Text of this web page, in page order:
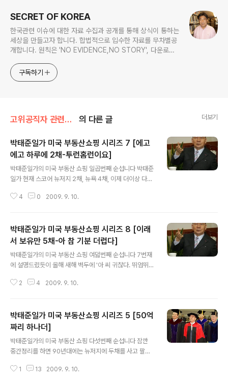
SECRET OF KOREA
한국관련 이슈에 대한 자료 수집과 공개를 통해 상식이 통하는
세상을 만들고자 합니다. 합법적으로 입수한 자료를 무차별공
개합니다. 원칙은 'NO EVIDENCE,NO STORY', 다운로드
jesim56@gmail.com, 안보일때는 구글리더나 RSS로!!
구독하기
고위공직자 관련서류/박태준 전 포철회장 의 다른 글 더보기
박태준일가 미국 부동산쇼핑 시리즈 7 [에고
에고 하루에 2채-투런홈런이요]
박태준일가의 미국 부동산 쇼핑 일곱번째 순섭니다 박태준
일가 현재 스코어 뉴저지 2채, 뉴욕 4채, 이제 더이상 다른
이분들 특성이 한번 작다 싶으면 꼭 일을 냅니다 뭔가를 보
러차례 나누어 사는 것도 귀챦아 졌나 봅니다 올해 새해벽
두 그러니까 2009년하고 시무식 시작하자 마자 1월 5일
1타 2피, 2채를 동시에 구입, 투런홈런을 날립니다 자 7번
재 부동산은 2250 브로드웨이 역시 뉴욕 맨해튼 이고요 1
호화세 맨션택스 구입가 1% 더 냈습니다 NYC YOOAHP
4 0 2009. 9. 10.
박태준일가 미국 부동산쇼핑 시리즈 8 [이래
서 보유만 5채-아 참 기분 더럽다]
박태준일가의 미국 부동산 쇼핑 여덟번째 순섭니다 7번재
에 설명드렸듯이 올해 새해 벽두에 '아 씨 귀챦다. 뛰엄뛰엄
시에 그냥 두채를 사버립니다 뒤도 안돌아보고 역시 뉴욕
는 집 8채 사서 3채 팔고 아직도 5채나 남았다 이런 사연
입니다 여러분 혹시 공통점 하나 못 느끼셨나요 김병국 전
청와대 수석이 한 콘도내에 4채를 구입해서 보스턴 인촌타
운을 만들었듯 박씨 아저씨 일가도 같은 콘도를 집중 구입
달러짜리와 5번째 4백20만달러짜리 그리고 8번재 58만
2 4 2009. 9. 10.
박태준일가 미국 부동산쇼핑 시리즈 5 [50억
짜리 하나더]
박태준일가의 미국 부동산 쇼핑 다섯번째 순섭니다 잠깐
중간정리를 하면 90년대에는 뉴저지에 두채를 사고 팔고
게 됩니다 이미 맨해튼에 2채를 사들였고 4번째 쇼핑백은
1 13 2009. 9. 10.